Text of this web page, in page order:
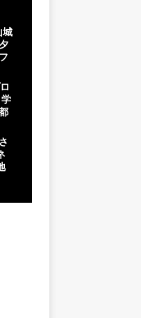
城